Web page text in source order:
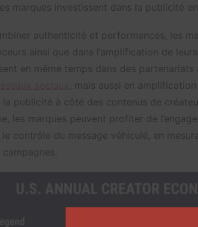
Les marques investissent dans la publicité
authenticité et performances, les
ainsi que dans l’amplification de
en même temps dans des
, mais aussi en
la publicité à côté des contenus de
les marques peuvent profiter de
contrôle du message véhiculé, en